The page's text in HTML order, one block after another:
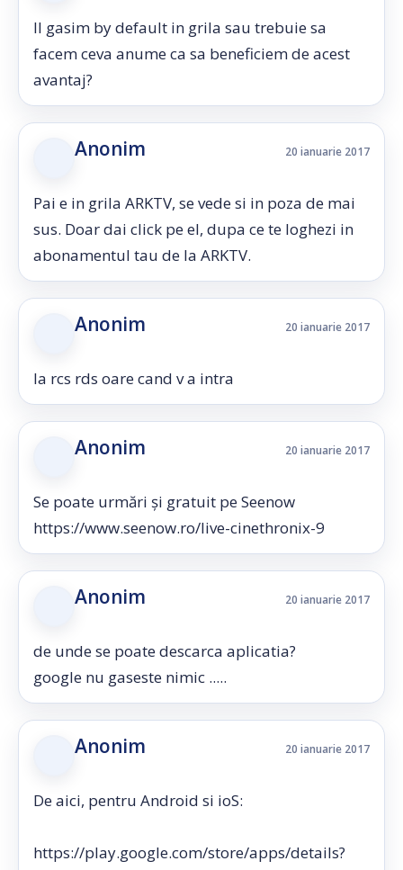
Il gasim by default in grila sau trebuie sa
facem ceva anume ca sa beneficiem de acest
avantaj?
Anonim 20 ianuarie 2017
Pai e in grila ARKTV, se vede si in poza de mai
sus. Doar dai click pe el, dupa ce te loghezi in
abonamentul tau de la ARKTV.
Anonim 20 ianuarie 2017
la rcs rds oare cand v a intra
Anonim 20 ianuarie 2017
Se poate urmări și gratuit pe Seenow
https://www.seenow.ro/live-cinethronix-9
Anonim 20 ianuarie 2017
de unde se poate descarca aplicatia?
google nu gaseste nimic .....
Anonim 20 ianuarie 2017
De aici, pentru Android si ioS:
https://play.google.com/store/apps/details?